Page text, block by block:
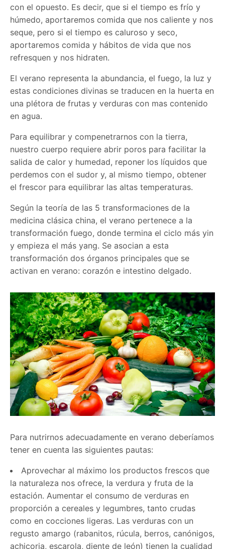
con el opuesto. Es decir, que si el tiempo es frío y
húmedo, aportaremos comida que nos caliente y nos
seque, pero si el tiempo es caluroso y seco,
aportaremos comida y hábitos de vida que nos
refresquen y nos hidraten.
El verano representa la abundancia, el fuego, la luz y
estas condiciones divinas se traducen en la huerta en
una plétora de frutas y verduras con mas contenido
en agua.
Para equilibrar y compenetrarnos con la tierra,
nuestro cuerpo requiere abrir poros para facilitar la
salida de calor y humedad, reponer los líquidos que
perdemos con el sudor y, al mismo tiempo, obtener
el frescor para equilibrar las altas temperaturas.
Según la teoría de las 5 transformaciones de la
medicina clásica china, el verano pertenece a la
transformación fuego, donde termina el ciclo más yin
y empieza el más yang. Se asocian a esta
transformación dos órganos principales que se
activan en verano: corazón e intestino delgado.
Para nutrirnos adecuadamente en verano deberíamos
tener en cuenta las siguientes pautas:
Aprovechar al máximo los productos frescos que
la naturaleza nos ofrece, la verdura y fruta de la
estación. Aumentar el consumo de verduras en
proporción a cereales y legumbres, tanto crudas
como en cocciones ligeras. Las verduras con un
regusto amargo (rabanitos, rúcula, berros, canónigos,
achicoria, escarola, diente de león) tienen la cualidad